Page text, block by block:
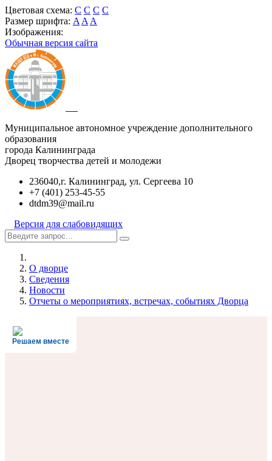
Цветовая схема: C C C C
Размер шрифта: A A A
Изображения:
Обычная версия сайта
Муниципальное автономное учреждение дополнительного
образования
города Калининграда
Дворец творчества детей и молодежи
236040,г. Калининград, ул. Сергеева 10
+7 (401) 253-45-55
dtdm39@mail.ru
Версия для слабовидящих
О дворце
Сведения
Новости
Отчеты о мероприятиях, встречах, событиях Дворца
Решаем вместе